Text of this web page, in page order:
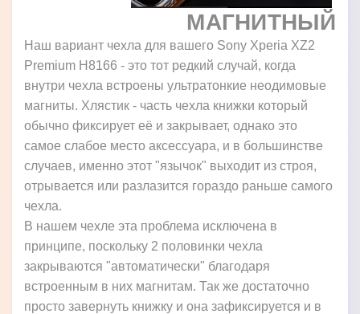
МАГНИТНЫЙ
Наш вариант чехла для вашего Sony Xperia XZ2
Premium H8166 - это тот редкий случай, когда
внутри чехла встроены ультратонкие неодимовые
магниты. Хлястик - часть чехла книжки который
обычно фиксирует её и закрывает, однако это
самое слабое место аксессуара, и в большинстве
случаев, именно этот "язычок" выходит из строя,
отрывается или разлазится гораздо раньше самого
чехла.
В нашем чехле эта проблема исключена в
принципе, поскольку 2 половинки чехла
закрываются "автоматически" благодаря
встроенным в них магнитам. Так же достаточно
просто завернуть книжку и она зафиксируется и в